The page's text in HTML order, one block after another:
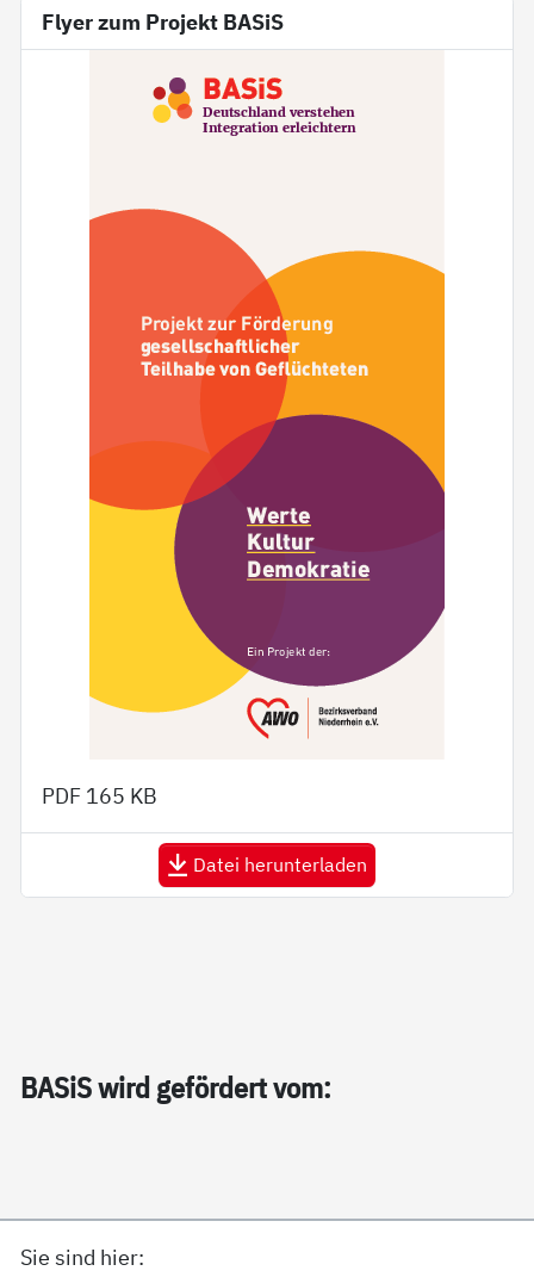
Flyer zum Projekt BASiS
PDF 165 KB
Datei herunterladen
BA­SiS wird ge­för­dert vom:
Sie sind hier: